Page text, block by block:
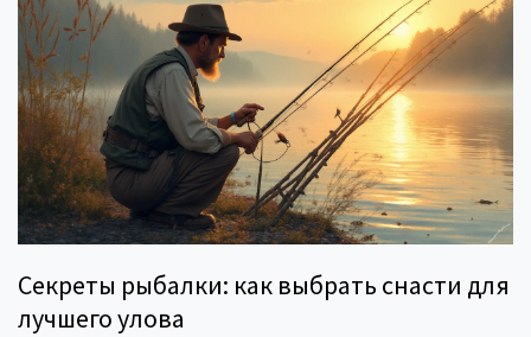
Секреты рыбалки: как выбрать снасти для
лучшего улова